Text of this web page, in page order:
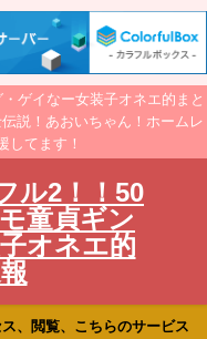
ゲイなー女装子オネエ的まと
説！あおいちゃん！ホームレ
してます！
ル2！！50
童貞ギン
オネエ的
、閲覧、こちらのサービス